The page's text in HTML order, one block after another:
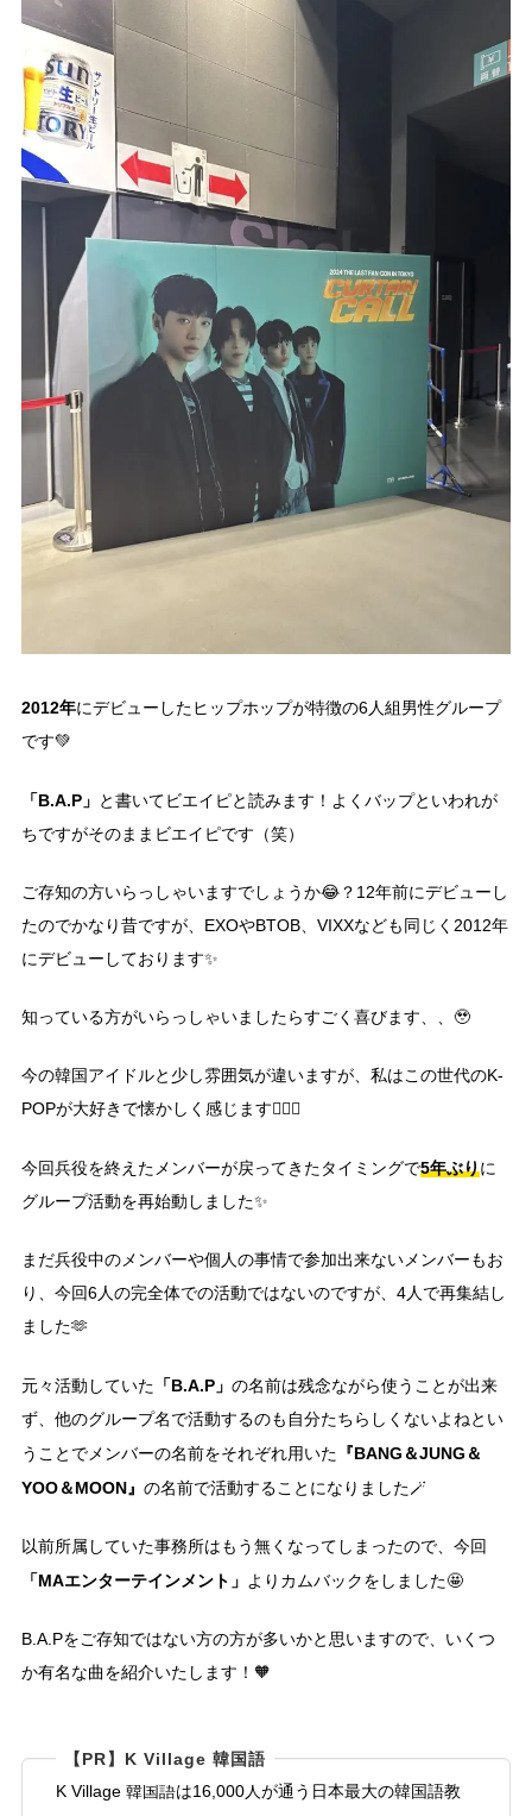
2012年にデビューしたヒップホップが特徴の6人組男性グループ
です💚
「B.A.P」 と書いてビエイピと読みます！よくバップといわれが
ちですがそのままビエイピです（笑）
ご存知の方いらっしゃいますでしょうか😂？12年前にデビューし
たのでかなり昔ですが、EXOやBTOB、VIXXなども同じく2012年
にデビューしております✨
知っている方がいらっしゃいましたらすごく喜びます、、🥹
今の韓国アイドルと少し雰囲気が違いますが、私はこの世代のK-
POPが大好きで懐かしく感じます😶‍🌫️💓
今回兵役を終えたメンバーが戻ってきたタイミングで5年ぶりに
グループ活動を再始動しました✨
まだ兵役中のメンバーや個人の事情で参加出来ないメンバーもお
り、今回6人の完全体での活動ではないのですが、4人で再集結し
ました🫶
元々活動していた 「B.A.P」 の名前は残念ながら使うことが出来
ず、他のグループ名で活動するのも自分たちらしくないよねとい
うことでメンバーの名前をそれぞれ用いた 『BANG＆JUNG＆
YOO＆MOON』 の名前で活動することになりました🪄
以前所属していた事務所はもう無くなってしまったので、今回
「MAエンターテインメント」 よりカムバックをしました🤩
B.A.Pをご存知ではない方の方が多いかと思いますので、いくつ
か有名な曲を紹介いたします！🧡
【PR】K Village 韓国語
K Village 韓国語は16,000人が通う日本最大の韓国語教